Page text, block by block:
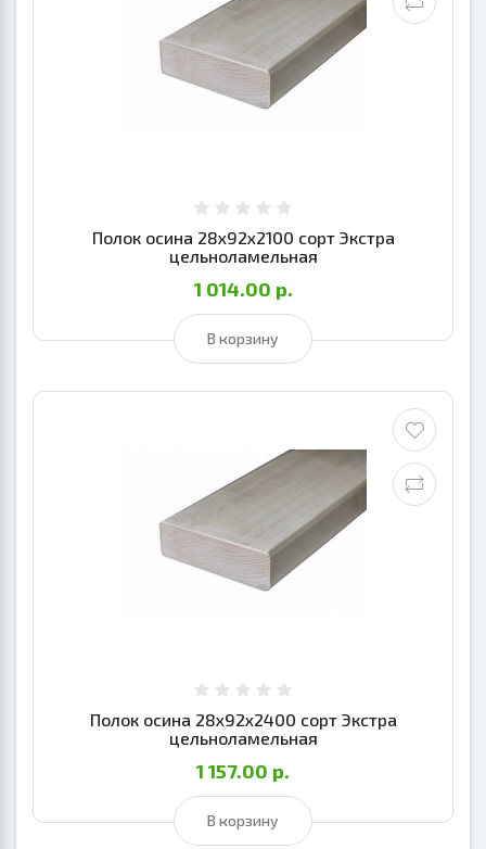
Полок осина 28х92х2100 сорт Экстра
цельноламельная
1 014.00 р.
В корзину
Полок осина 28х92х2400 сорт Экстра
цельноламельная
1 157.00 р.
В корзину